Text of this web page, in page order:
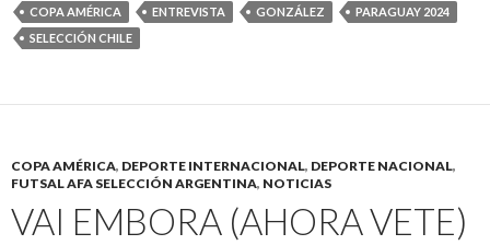
COPA AMÉRICA ENTREVISTA GONZÁLEZ
PARAGUAY 2024
SELECCIÓN CHILE
COPA AMÉRICA, DEPORTE INTERNACIONAL, DEPORTE NACIONAL,
FUTSAL AFA SELECCIÓN ARGENTINA, NOTICIAS
VAI EMBORA (AHORA VETE)